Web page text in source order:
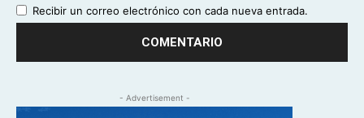
Recibir un correo electrónico con cada nueva entrada.
- Advertisement -